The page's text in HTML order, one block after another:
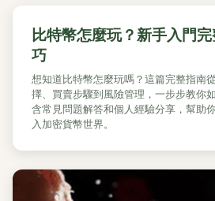
比特幣怎麼玩？新手入門
巧
想知道比特幣怎麼玩嗎？這篇完整指南
擇、買賣步驟到風險管理，一步步教你
含常見問題解答和個人經驗分享，幫助
入加密貨幣世界。